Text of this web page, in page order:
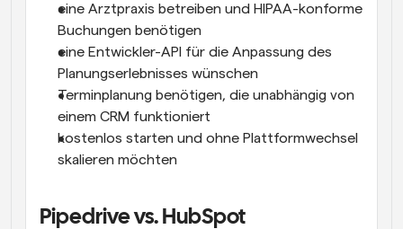
eine Arztpraxis betreiben und HIPAA-konforme
Buchungen benötigen
eine Entwickler-API für die Anpassung des
Planungserlebnisses wünschen
Terminplanung benötigen, die unabhängig von
einem CRM funktioniert
kostenlos starten und ohne Plattformwechsel
skalieren möchten
Pipedrive vs. HubSpot